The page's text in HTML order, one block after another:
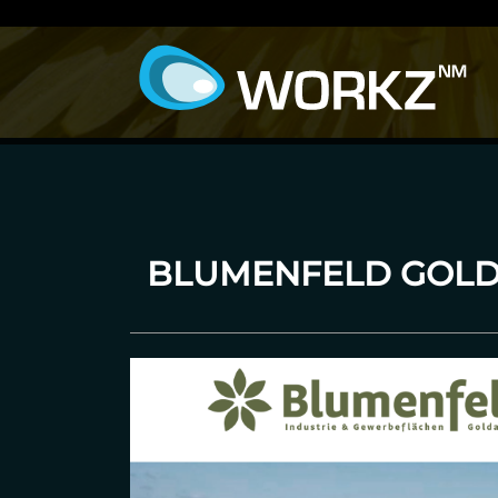
BLUMENFELD